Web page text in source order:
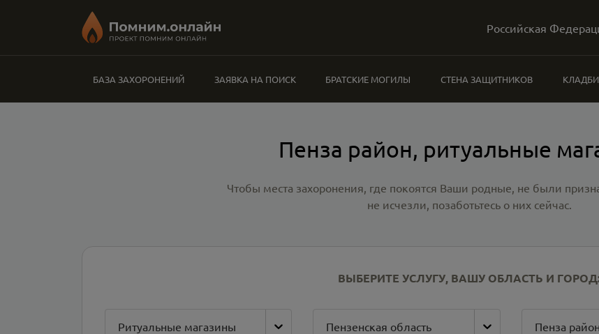
Российская
БАЗА ЗАХОРОНЕНИЙ ЗАЯВКА НА ПОИСК БРАТСКИЕ МОГИЛЫ СТЕНА ЗАЩИТНИКОВ
Пенза район, ритуальные
Чтобы места захоронения, где покоятся Ваши родные, не были
не исчезли, позаботьтесь о них сейчас.
ВЫБЕРИТЕ УСЛУГУ, ВАШУ ОБЛАСТЬ И
Ритуальные магазины Пензенская область Пенза район